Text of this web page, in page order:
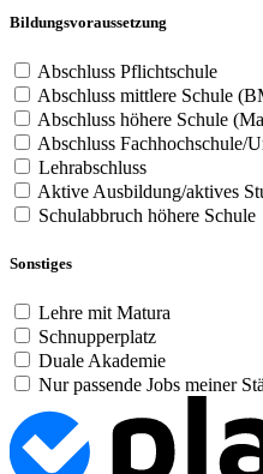
Bildungsvoraussetzung
Abschluss Pflichtschule
Abschluss mittlere Schule
Abschluss höhere Schule
Abschluss Fachhochschule/
Lehrabschluss
Aktive Ausbildung/aktives
Schulabbruch höhere Schule
Sonstiges
Lehre mit Matura
Schnupperplatz
Duale Akademie
Nur passende Jobs meiner